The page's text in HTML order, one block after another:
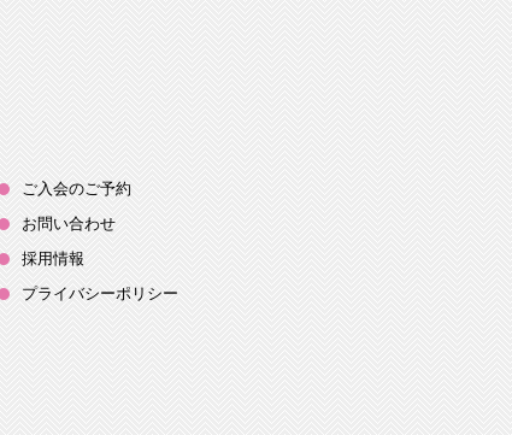
ご入会のご予約
お問い合わせ
採用情報
プライバシーポリシー